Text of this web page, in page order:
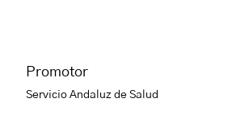
Promotor
Servicio Andaluz de Salud